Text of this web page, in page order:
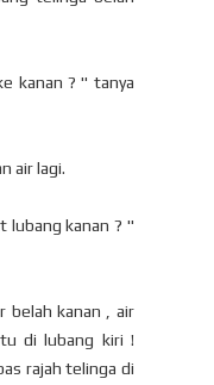
kanan ? " tanya
air lagi.
lubang kanan ? "
belah kanan , air
di lubang kiri !
rajah telinga di